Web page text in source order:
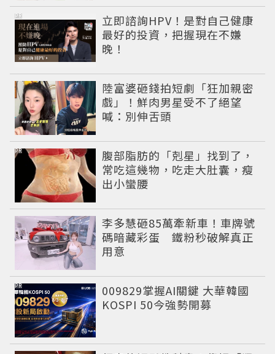
立即諮詢HPV！是對自己健康
最好的投資，把握現在不嫌
晚！
PR
陸富婆砸錢拍短劇「狂加親密
戲」！鮮肉男星受不了絕望
喊：別伸舌頭
腹部脂肪的「剋星」找到了，
常吃這幾物，吃走大肚囊，瘦
出小蠻腰
PR
李多慧砸85萬牽新車！車牌號
碼暗藏彩蛋 鐵粉秒破解真正
用意
009829掌握AI關鍵 大華韓國
KOSPI 50今強勢開募
PR